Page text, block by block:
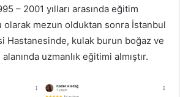
– 2001 yılları arasında eğitim
olarak mezun olduktan sonra İstanbul
Hastanesinde, kulak burun boğaz ve
uzmanlık eğitimi almıştır.